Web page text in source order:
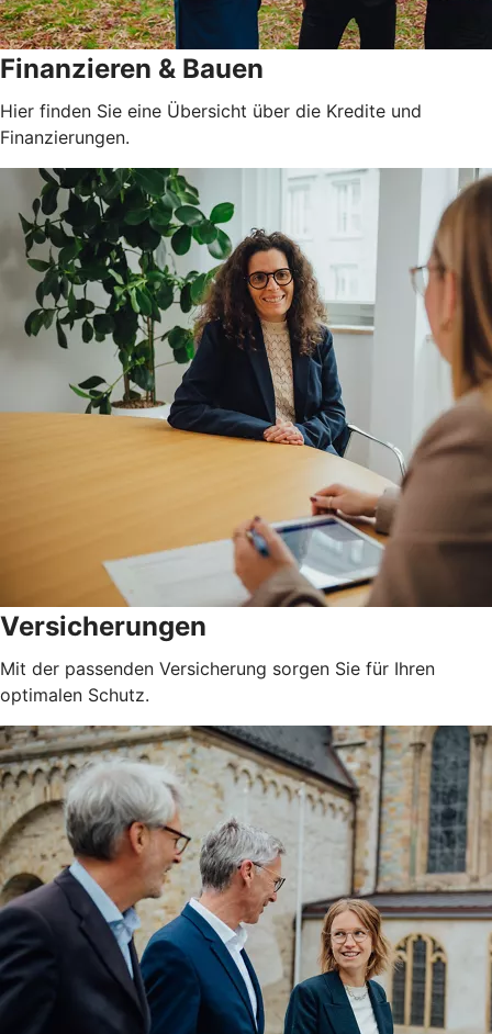
Finanzieren & Bauen
Hier finden Sie eine Übersicht über die Kredite und
Finanzierungen.
Versicherungen
Mit der passenden Versicherung sorgen Sie für Ihren
optimalen Schutz.